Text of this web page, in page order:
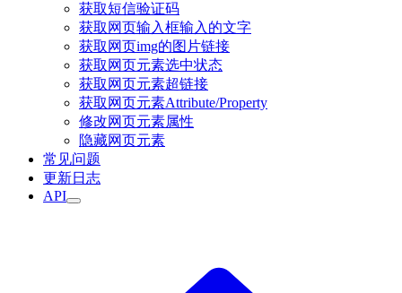
获取短信验证码
获取网页输入框输入的文字
获取网页img的图片链接
获取网页元素选中状态
获取网页元素超链接
获取网页元素Attribute/Property
修改网页元素属性
隐藏网页元素
常见问题
更新日志
API